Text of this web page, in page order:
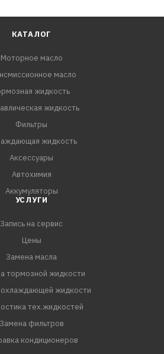
КАТАЛОГ
Моторное масло
масло
жидкость
жидкость
Фильтры
жидкость
Аксессуары
Автохимия
Аккумуляторы
УСЛУГИ
Запись на сервис
Цены
Замена масла
тормозной жидкости
жидкости
тех.жидкостей
Замена фильтров
кондиционеров